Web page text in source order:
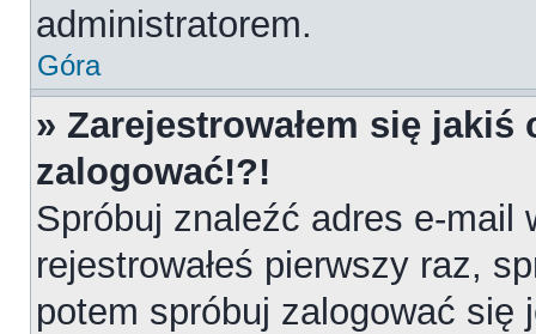
administratorem.
Góra
» Zarejestrowałem się
zalogować!?!
Spróbuj znaleźć adres e-mail
rejestrowałeś pierwszy raz,
potem spróbuj zalogować